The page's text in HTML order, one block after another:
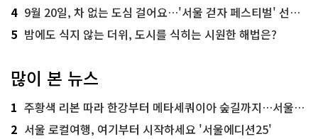
4 9월 20일, 차 없는 도심 걸어요…'서울 걷자 페스티벌' 선착순 5천명
5 밤에도 식지 않는 더위, 도시를 식히는 시원한 해법은?
많이 본 뉴스
1 주황색 리본 따라 한강부터 메타세쿼이아 숲길까지…서울둘레길 15코스
2 서울 로컬여행, 여기부터 시작하세요 '서울에디션25'